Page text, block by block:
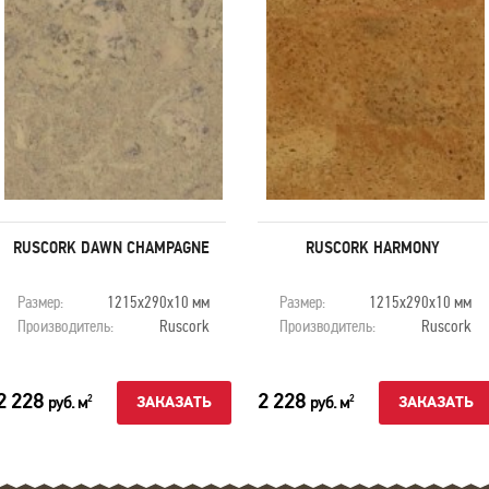
RUSCORK DAWN CHAMPAGNE
Размер:
1215х290х10 мм
Производитель:
Ruscork
228 руб. м2 ЗАКАЗАТЬ
RUSCORK HARMONY
Размер:
1215х290х10 мм
Производитель:
Ruscork
2 228 руб. м2 ЗАКАЗАТЬ